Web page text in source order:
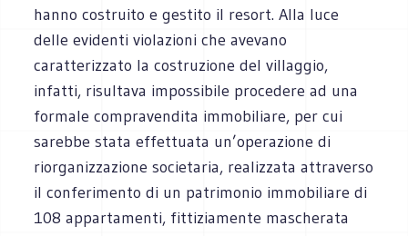
hanno costruito e gestito il resort. Alla luce
delle evidenti violazioni che avevano
caratterizzato la costruzione del villaggio,
infatti, risultava impossibile procedere ad una
formale compravendita immobiliare, per cui
sarebbe stata effettuata un’operazione di
riorganizzazione societaria, realizzata attraverso
il conferimento di un patrimonio immobiliare di
108 appartamenti, fittiziamente mascherata